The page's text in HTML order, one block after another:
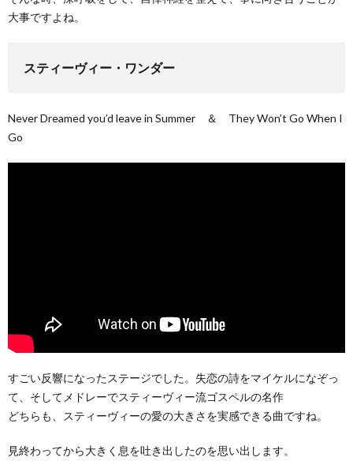
大事ですよね。
スティーヴィー・ワンダー
Never Dreamed you’d leave in Summer ＆ They Won’t Go When I
Go
すごい反響になったステージでした。失恋の詩をマイケルになぞっ
て、そしてメドレーでスティーヴィー流ゴスペルの名作
どちらも、スティーヴィーの愛の大きさを実感できる曲ですね。
見終わってから大きく息を吐き出したのを思い出します。